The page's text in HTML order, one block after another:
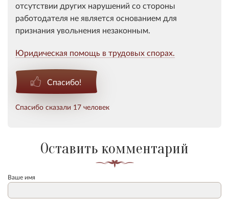
отсутствии других нарушений со стороны
работодателя не является основанием для
признания увольнения незаконным.
Юридическая помощь в трудовых спорах.
Спасибо!
Спасибо сказали 17 человек
Оставить комментарий
Ваше имя